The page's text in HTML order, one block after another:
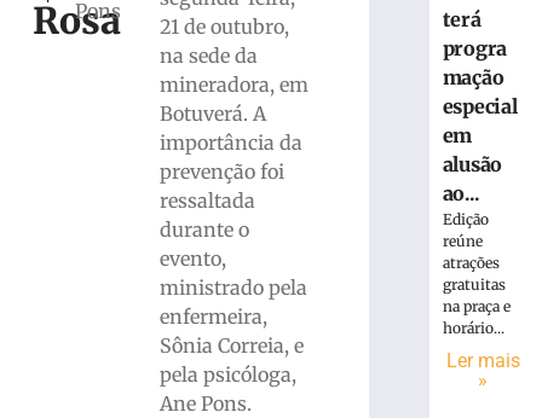
Rosa
Pons
21 de outubro,
na sede da
mineradora, em
Botuverá. A
importância da
prevenção foi
ressaltada
durante o
evento,
ministrado pela
enfermeira,
Sônia Correia, e
pela psicóloga,
Ane Pons.
Brusque
participam
Encontro
Conselho
Nacional
Emaús
terá
progra
mação
especial
em
alusão
ao...
Edição
reúne
atrações
gratuitas
na praça e
horário...
Ler mais
»